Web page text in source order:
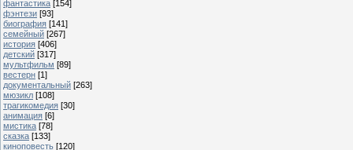
фантастика [154]
фэнтези [93]
биография [141]
семейный [267]
история [406]
детский [317]
мультфильм [89]
вестерн [1]
документальный [263]
мюзикл [108]
трагикомедия [30]
анимация [6]
мистика [78]
сказка [133]
киноповесть [120]